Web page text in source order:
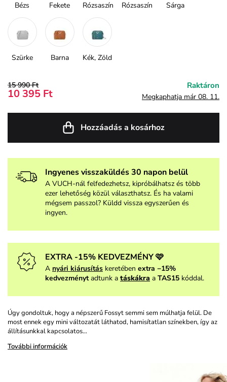
Bézs Fekete Rózsaszín Rózsaszín Sárga
Szürke Barna Kék, Zöld
15 990 Ft
10 395 Ft
Raktáron
Megkaphatja már 08. 11.
Hozzáadás a kosárhoz
Ingyenes visszaküldés 30 napon belül
A VUCH-nál felfedezhetsz, kipróbálhatsz és több
ezer lehetőség közül választhatsz. És ha valami
mégsem passzol? Küldd vissza egyszerűen és
ingyen.
EXTRA -15% KEDVEZMÉNY 🩷
A nyári kiárusítás keretében extra −15%
kedvezménytadtunk a táskákra a TAS15 kóddal.
Úgy gondoltuk, hogy a népszerű Fossyt semmi sem múlhatja felül. De
most ennek egy mini változatát láthatod, hamisítatlan színekben, így az
állításunkkal kapcsolatos…
További információk